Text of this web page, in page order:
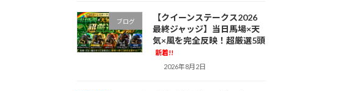
ブログ
【クイーンステークス2026
最終ジャッジ】当日馬場×天
気×風を完全反映！超厳選5頭
新着!!
2026年8月2日